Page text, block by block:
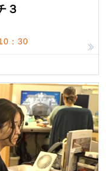
３
：30